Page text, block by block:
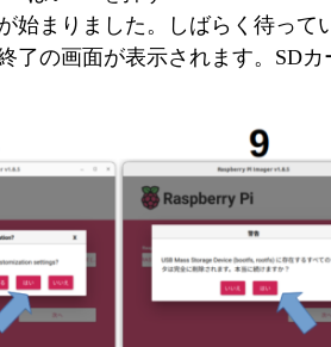
始まりました。しばらく待って
了の画面が表示されます。SDカ